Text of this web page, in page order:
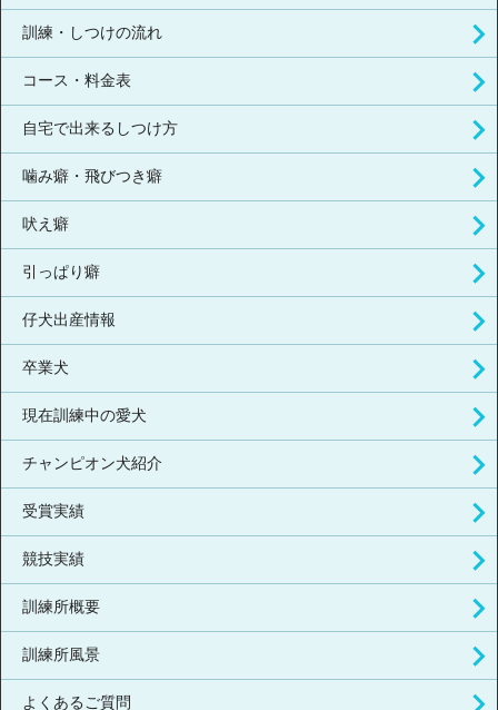
訓練・しつけの流れ
コース・料金表
自宅で出来るしつけ方
噛み癖・飛びつき癖
吠え癖
引っぱり癖
仔犬出産情報
卒業犬
現在訓練中の愛犬
チャンピオン犬紹介
受賞実績
競技実績
訓練所概要
訓練所風景
よくあるご質問